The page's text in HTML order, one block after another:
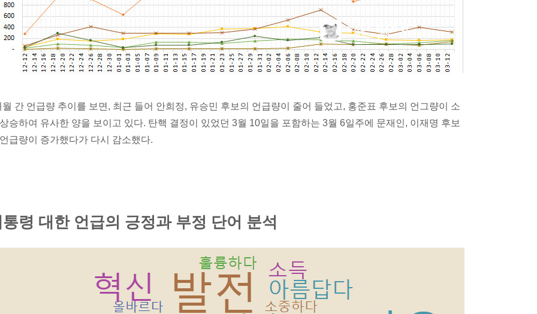
월 간 언급량 추이를 보면, 최근 들어 안희정, 유승민 후보의 언급량이 줄어 들었고, 홍준표 후보의 언그량이 소
승하여 유사한 양을 보이고 있다. 탄핵 결정이 있었던 3월 10일을 포함하는 3월 6일주에 문재인, 이재명 후보
급량이 증가했다가 다시 감소했다.
령 대한 언급의 긍정과 부정 단어 분석